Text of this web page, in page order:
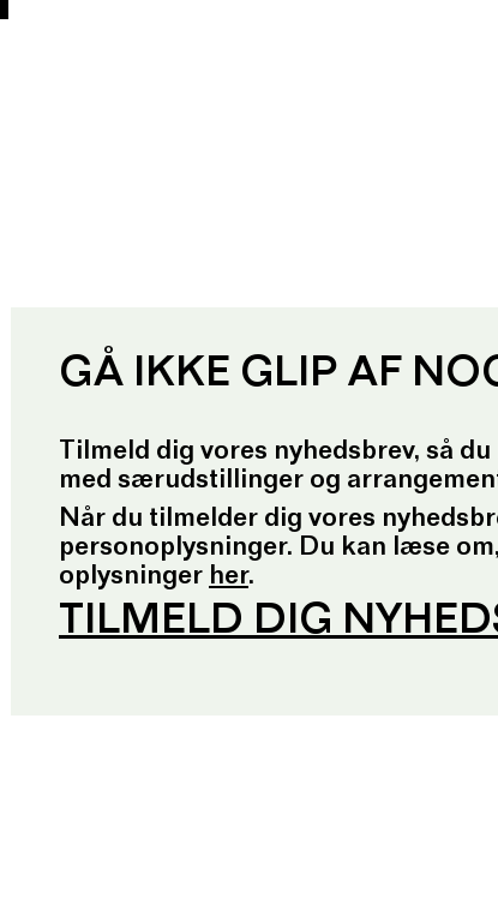
GÅ IKKE GLIP AF
Tilmeld dig vores nyhedsbrev, så
med særudstillinger og
Når du tilmelder dig vores
personoplysninger. Du kan læse
oplysninger her.
TILMELD DIG